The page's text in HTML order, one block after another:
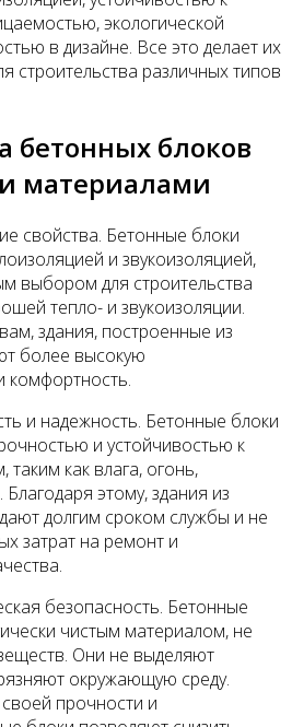
экологической
в дизайне. Все это делает их
строительства различных типов
бетонных блоков
материалами
свойства. Бетонные блоки
и звукоизоляцией,
выбором для строительства
тепло- и звукоизоляции.
здания, построенные из
более высокую
комфортность.
и надежность. Бетонные блоки
и устойчивостью к
как влага, огонь,
Благодаря этому, здания из
долгим сроком службы и не
затрат на ремонт и
безопасность. Бетонные
чистым материалом, не
Они не выделяют
окружающую среду.
прочности и